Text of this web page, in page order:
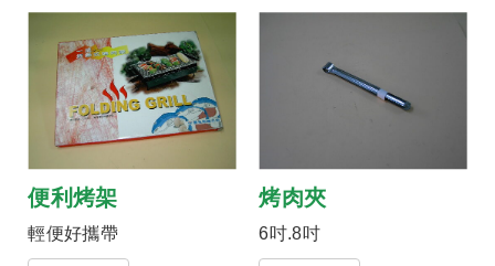
便利烤架
輕便好攜帶
烤肉夾
6吋.8吋